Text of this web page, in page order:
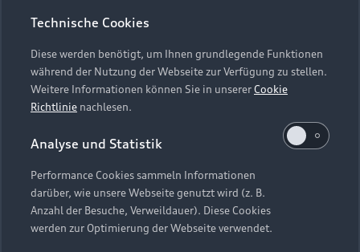
Online-Terminvereinbarung
Servicekontakt
Vertrag widerrufen
Investor Relations
Presse & Media Center
Datenschutz
Audi erleben
Newsletter
Impressum Rechtliches
Hinweisgebersystem
Datenschutzinformation
Cookie-Einstellungen
Cookie-Richtlinie
Barrierefreiheit
Hinweis: Die aktuelle Darstellung und Anordnung der
Embleme am Fahrzeug bei allen Abbildungen auf dieser
Webseite kann abweichen.
Technische Cookies
Diese werden benötigt, um Ihnen grundlegende Funktionen
während der Nutzung der Webseite zur Verfügung zu stellen.
Weitere Informationen können Sie in unsererCookie
Richtlinie nachlesen.
Analyse und Statistik
Performance Cookies sammeln Informationen
darüber, wie unsere Webseite genutzt wird (z. B.
Anzahl der Besuche, Verweildauer). Diese Cookies
werden zur Optimierung der Webseite verwendet.